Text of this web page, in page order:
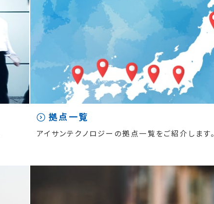
拠点一覧
アイサンテクノロジーの拠点一覧をご紹介します。